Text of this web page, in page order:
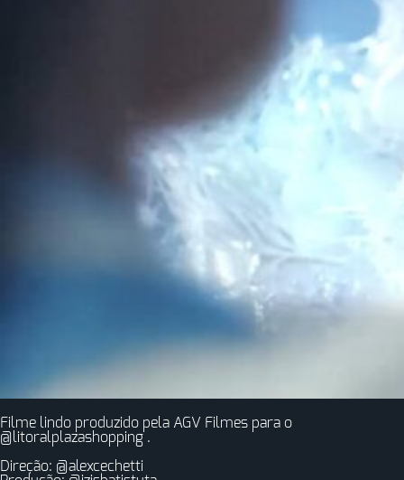
Filme lindo produzido pela AGV Filmes para o
@litoralplazashopping .
Direção: @alexcechetti